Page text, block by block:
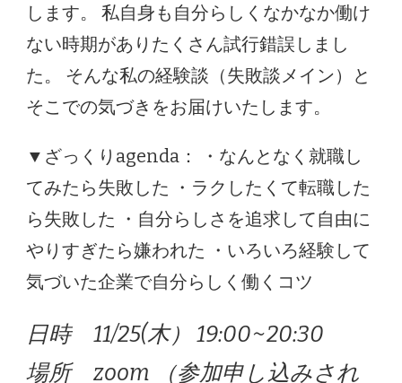
します。 私自身も自分らしくなかなか働け
ない時期がありたくさん試行錯誤しまし
た。 そんな私の経験談（失敗談メイン）と
そこでの気づきをお届けいたします。
▼ざっくりagenda： ・なんとなく就職し
てみたら失敗した ・ラクしたくて転職した
ら失敗した ・自分らしさを追求して自由に
やりすぎたら嫌われた ・いろいろ経験して
気づいた企業で自分らしく働くコツ
日時 11/25(木） 19:00~20:30
場所 zoom （参加申し込みされ